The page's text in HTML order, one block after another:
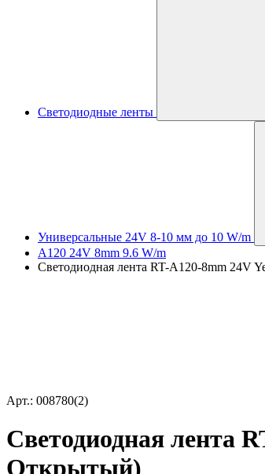
Светодиодные ленты
Универсальные 24V 8-10 мм до 10 W/m
A120 24V 8mm 9.6 W/m
Светодиодная лента RT-A120-8mm 24V
Арт.: 008780(2)
Светодиодная лента
Открытый)